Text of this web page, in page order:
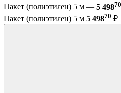
Пакет (полиэтилен) 5 м — 5 49870
Пакет (полиэтилен) 5 м 5 49870 ₽